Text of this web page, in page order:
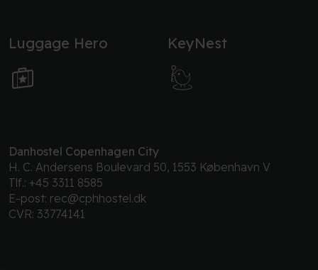
Luggage Hero KeyNest
Danhostel Copenhagen City
H. C. Andersens Boulevard 50, 1553 København V
Tlf.: +45 3311 8585
E-post: rec@cphhostel.dk
CVR: 33774141